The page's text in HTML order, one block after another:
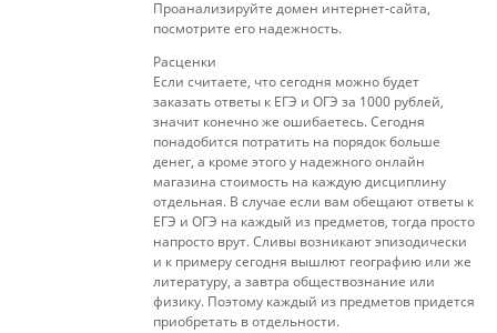
Проанализируйте домен интернет-сайта,
посмотрите его надежность.
Расценки
Если считаете, что сегодня можно будет
заказать ответы к ЕГЭ и ОГЭ за 1000 рублей,
значит конечно же ошибаетесь. Сегодня
понадобится потратить на порядок больше
денег, а кроме этого у надежного онлайн
магазина стоимость на каждую дисциплину
отдельная. В случае если вам обещают ответы к
ЕГЭ и ОГЭ на каждый из предметов, тогда просто
напросто врут. Сливы возникают эпизодически
и к примеру сегодня вышлют географию или же
литературу, а завтра обществознание или
физику. Поэтому каждый из предметов придется
приобретать в отдельности.